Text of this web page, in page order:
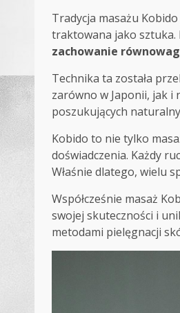
Tradycja masażu
traktowana jako sztuka.
zachowanie
Technika ta została
zarówno w Japonii, jak i
poszukujących
Kobido to nie tylko
doświadczenia. Każdy
Właśnie dlatego, wielu
Współcześnie masaż
swojej skuteczności i
metodami pielęgnacji